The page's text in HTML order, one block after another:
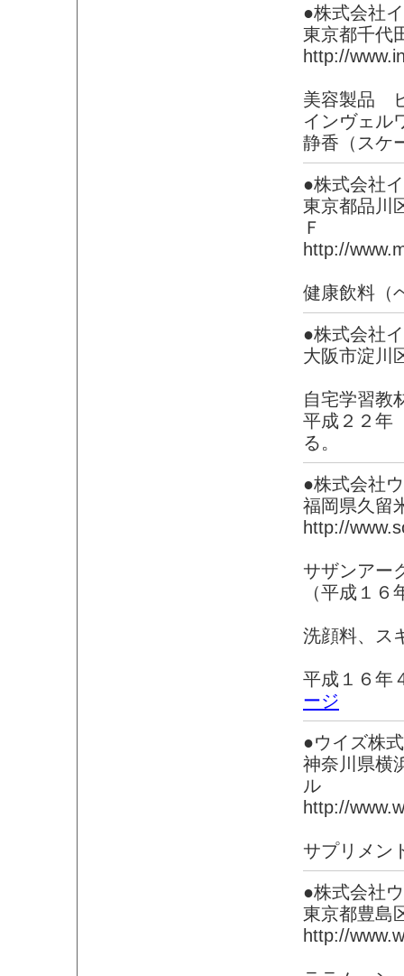
●株式会社
東京都千代
http://
美容製品
インヴェル
静香（スケ
●株式会社
東京都品川
Ｆ
http://
健康飲料（
●株式会社
大阪市淀川
自宅学習教
平成２２年
る。
●株式会社
福岡県久留
http://
サザンアー
（平成１
洗顔料、ス
平成１６年
ージ
●ウイズ株
神奈川県横
ル
http://
サプリメン
●株式会社
東京都豊島
http://